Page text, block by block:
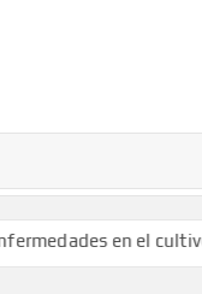
en el cultivo de